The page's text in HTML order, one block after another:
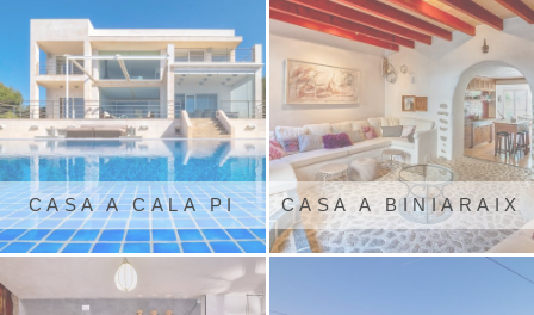
CASA A CALA PI CASA A BINIARAIX